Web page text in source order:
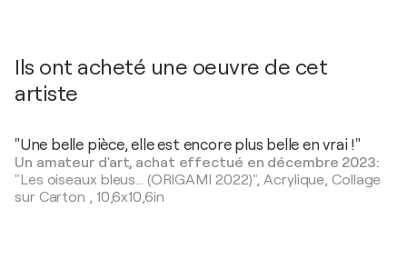
Ils ont acheté une oeuvre de cet
artiste
"Une belle pièce, elle est encore plus belle en vrai !"
Un amateur d'art, achat effectué en décembre 2023:
"Les oiseaux bleus... (ORIGAMI 2022)",Acrylique, Collage
sur Carton , 10,6x10,6in